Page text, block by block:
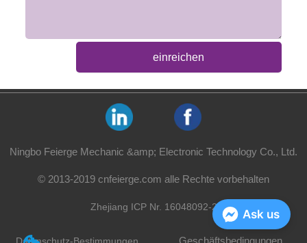
einreichen
Ningbo Feierge Mechanic &amp; Electronic Technology Co., Ltd.
© 2013-2019 cnfeierge.com alle Rechte vorbehalten
Zhejiang ICP Nr. 16048092-2
Geschäftsbedingungen
Ask us